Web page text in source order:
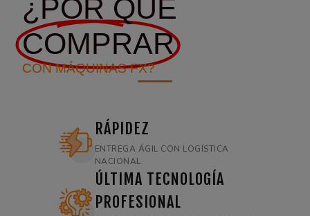
¿POR QUÉ
COMPRAR
CON MÁQUINAS FX?
RÁPIDEZ
ENTREGA ÁGIL CON LOGÍSTICA
NACIONAL.
ÚLTIMA TECNOLOGÍA
PROFESIONAL